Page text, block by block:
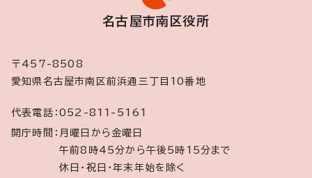
名古屋市南区役所
〒457-8508
愛知県名古屋市南区前浜通三丁目10番地
代表電話： 052-811-5161
開庁時間： 月曜日から金曜日
午前8時45分から午後5時15分まで
休日・祝日・年末年始を除く